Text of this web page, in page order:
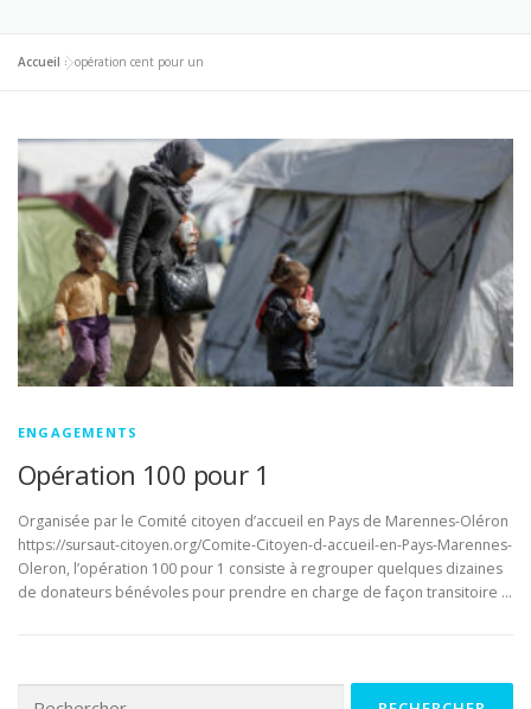
Accueil »opération cent pour un
ENGAGEMENTS
Opération 100 pour 1
Organisée par le Comité citoyen d’accueil en Pays de Marennes-Oléron
https://sursaut-citoyen.org/Comite-Citoyen-d-accueil-en-Pays-Marennes-
Oleron, l’opération 100 pour 1 consiste à regrouper quelques dizaines
de donateurs bénévoles pour prendre en charge de façon transitoire …